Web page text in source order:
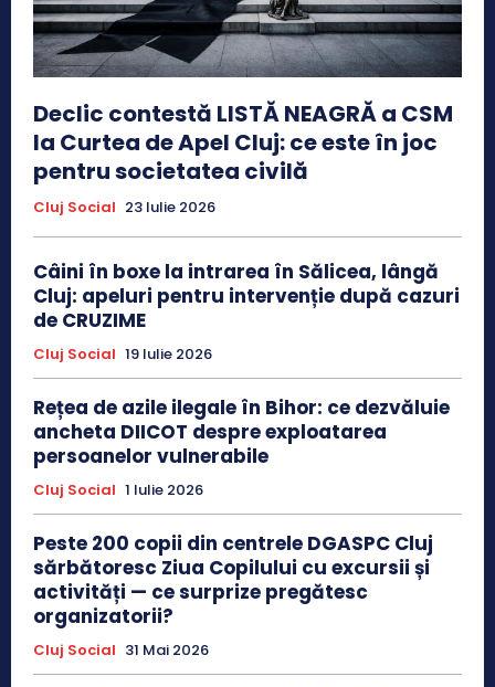
Declic contestă LISTĂ NEAGRĂ a CSM
la Curtea de Apel Cluj: ce este în joc
pentru societatea civilă
Cluj Social 23 Iulie 2026
Câini în boxe la intrarea în Sălicea, lângă
Cluj: apeluri pentru intervenție după cazuri
de CRUZIME
Cluj Social 19 Iulie 2026
Rețea de azile ilegale în Bihor: ce dezvăluie
ancheta DIICOT despre exploatarea
persoanelor vulnerabile
Cluj Social 1 Iulie 2026
Peste 200 copii din centrele DGASPC Cluj
sărbătoresc Ziua Copilului cu excursii și
activități — ce surprize pregătesc
organizatorii?
Cluj Social 31 Mai 2026